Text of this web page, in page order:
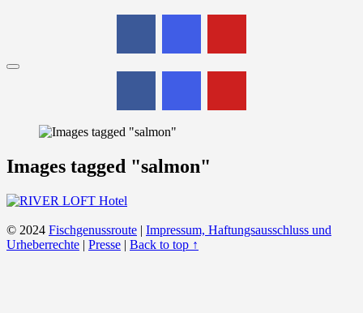
Menu
Images tagged "salmon"
© 2024 Fischgenussroute | Impressum, Haftungsausschluss und
Urheberrechte | Presse | Back to top ↑